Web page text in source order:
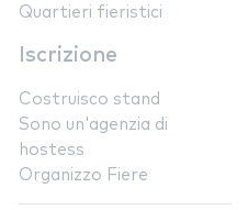
Quartieri fieristici
Iscrizione
Costruisco stand
Sono un'agenzia di
hostess
Organizzo Fiere